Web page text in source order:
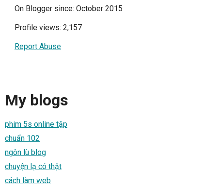
On Blogger since: October 2015
Profile views: 2,157
Report Abuse
My blogs
phim 5s online tập
chuẩn 102
ngôn lù blog
chuyện lạ có thật
cách làm web